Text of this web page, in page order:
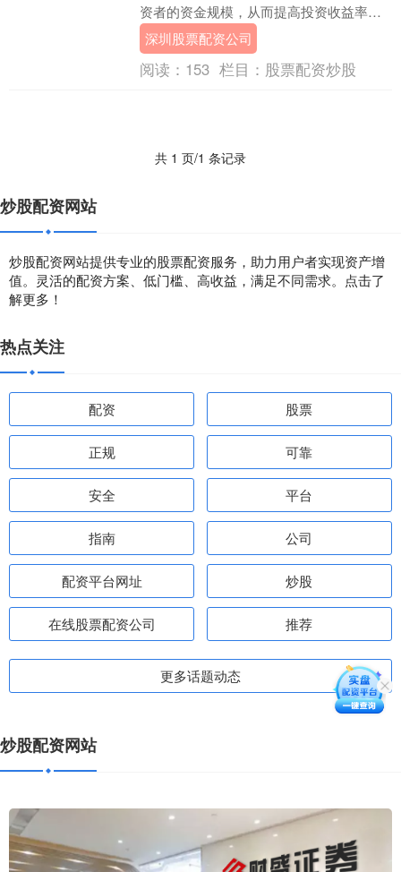
资者的资金规模，从而提高投资收益率。 *
**更高的回报潜力：**杠杆交易可以放大您
的利....
深圳股票配资公司
阅读： 153 栏目： 股票配资炒股
共 1 页/1 条记录
炒股配资网站
炒股配资网站提供专业的股票配资服务，助力用户者实现资产增
值。灵活的配资方案、低门槛、高收益，满足不同需求。点击了
解更多！
热点关注
配资 股票
正规 可靠
安全 平台
指南 公司
配资平台网址 炒股
在线股票配资公司 推荐
更多话题动态
炒股配资网站